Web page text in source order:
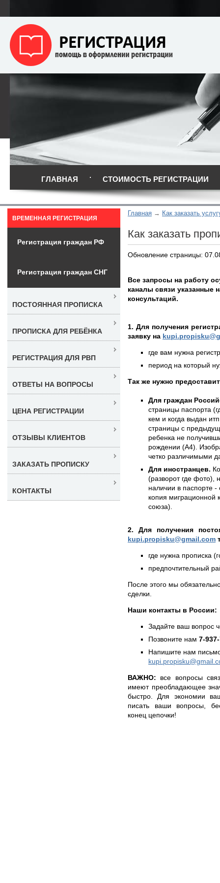
ГЛАВНАЯ СТОИМОСТЬ РЕГИСТРАЦИИ
Главная Как заказать
Как заказать
Обновление страницы:
Все запросы на работу
каналы связи указанные
консультаций.
1. Для получения
заявку на
где вам нужна
период на который
Так же нужно
Для граждан
страницы паспорта
кем и когда выдан
страницы с
ребенка не
рождении (А4).
четко различимыми
Для иностранцев.
(разворот где фото),
наличии в паспорте
копия миграционной
союза).
2. Для получения
kupi.propisku@gmail.com
где нужна прописка
предпочтительный
После этого мы
сделки.
Наши контакты в России:
Задайте ваш вопрос
Позвоните нам 7-
Напишите нам
ВАЖНО: все вопросы
имеют преобладающее
быстро. Для экономии
писать ваши вопросы,
конец цепочки!
ВРЕМЕННАЯ РЕГИСТРАЦИЯ
Регистрация граждан РФ
Регистрация граждан СНГ
ПОСТОЯННАЯ ПРОПИСКА
ПРОПИСКА ДЛЯ РЕБЁНКА
РЕГИСТРАЦИЯ ДЛЯ РВП
ОТВЕТЫ НА ВОПРОСЫ
ЦЕНА РЕГИСТРАЦИИ
ОТЗЫВЫ КЛИЕНТОВ
ЗАКАЗАТЬ ПРОПИСКУ
КОНТАКТЫ